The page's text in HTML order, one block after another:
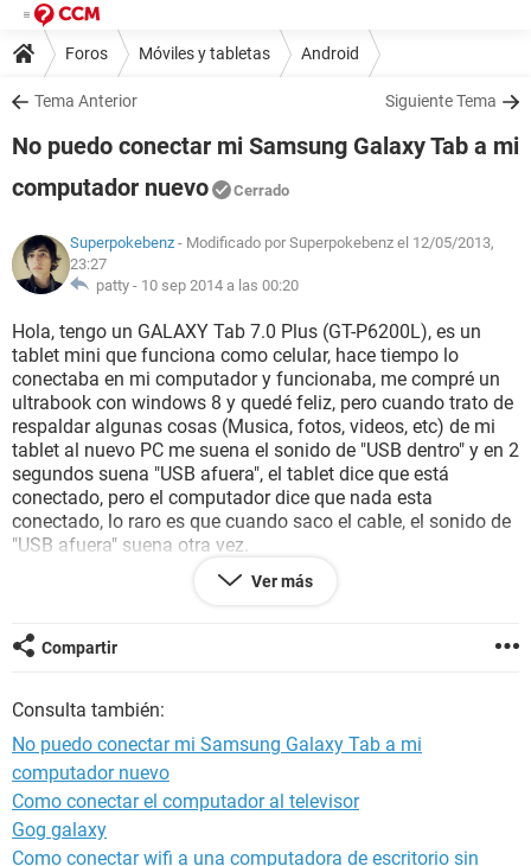
Foros Móviles y tabletas Android
Tema Anterior Siguiente Tema
No puedo conectar mi Samsung Galaxy Tab a mi
computador nuevo
Cerrado
Superpokebenz- Modificado por Superpokebenz el 12/05/2013,
23:27
patty - 10 sep 2014 a las 00:20
Hola, tengo un GALAXY Tab 7.0 Plus (GT-P6200L), es un
tablet mini que funciona como celular, hace tiempo lo
conectaba en mi computador y funcionaba, me compré un
ultrabook con windows 8 y quedé feliz, pero cuando trato de
respaldar algunas cosas (Musica, fotos, videos, etc) de mi
tablet al nuevo PC me suena el sonido de "USB dentro" y en 2
segundos suena "USB afuera", el tablet dice que está
conectado, pero el computador dice que nada esta
conectado, lo raro es que cuando saco el cable, el sonido de
"USB afuera" suena otra vez.
Me dicen que vaya a Conexiones inalambricas y red, pero en
ahí en ningún lado menciona USB solo conexión a internet,
tareas cerca del reloj... solo me dice MTP-conectado
¿Alguien me ayuda?
Ver más
Compartir
Consulta también:
No puedo conectar mi Samsung Galaxy Tab a mi
computador nuevo
Como conectar el computador al televisor
Gog galaxy
Como conectar wifi a una computadora de escritorio sin